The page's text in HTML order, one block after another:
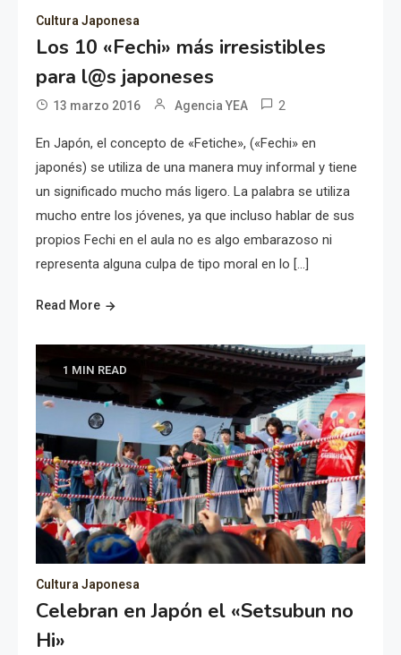
Cultura Japonesa
Los 10 «Fechi» más irresistibles
para l@s japoneses
13 marzo 2016 Agencia YEA 2
En Japón, el concepto de «Fetiche», («Fechi» en
japonés) se utiliza de una manera muy informal y tiene
un significado mucho más ligero. La palabra se utiliza
mucho entre los jóvenes, ya que incluso hablar de sus
propios Fechi en el aula no es algo embarazoso ni
representa alguna culpa de tipo moral en lo […]
Read More
1 MIN READ
Cultura Japonesa
Celebran en Japón el «Setsubun no
Hi»